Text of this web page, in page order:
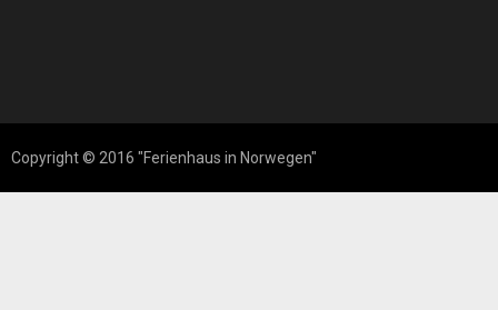
Copyright © 2016 "Ferienhaus in Norwegen"